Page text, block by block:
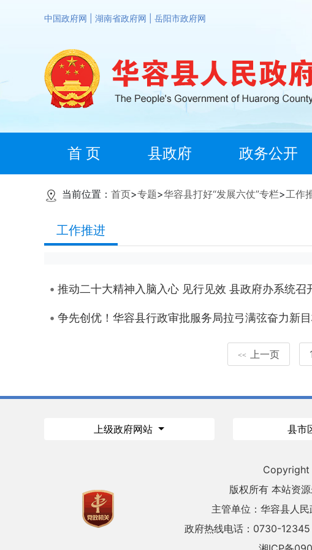
中国政府网 湖南省政府网 岳阳市政府网
首 页 县政府 政务公开
当前位置： 首页>专题>华容县打好“发展六仗”专栏>工作
工作推进
推动二十大精神入脑入心 见行见效 县政府办系统
争先创优！华容县行政审批服务局拉弓满弦奋力新
<< 上一页
上级政府网站 县市
版权所有 本站资
主管单位：华容县人
政府热线电话：0730-12345